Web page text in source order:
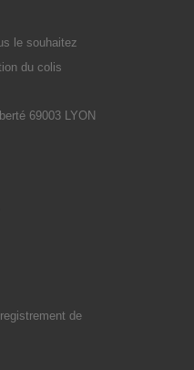
le souhaitez
du colis
69003 LYON
de